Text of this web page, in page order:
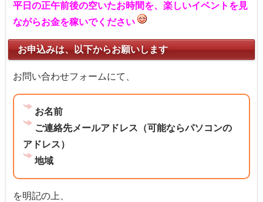
平日の正午前後の空いたお時間を、楽しいイベントを見
ながらお金を稼いでください
お申込みは、以下からお願いします
お問い合わせフォームにて、
お名前
ご連絡先メールアドレス（可能ならパソコンの
アドレス）
地域
を明記の上、